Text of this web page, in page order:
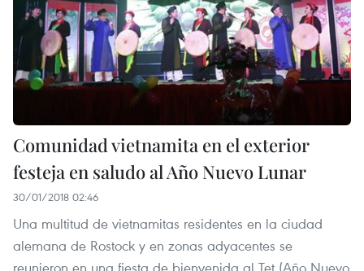
Comunidad vietnamita en el exterior
festeja en saludo al Año Nuevo Lunar
30/01/2018 02:46
Una multitud de vietnamitas residentes en la ciudad
alemana de Rostock y en zonas adyacentes se